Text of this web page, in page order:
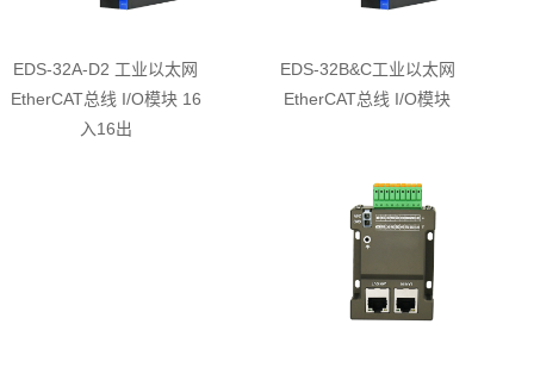
EDS-32A-D2 工业以太网
EtherCAT总线 I/O模块 16
入16出
EDS-32B&C工业以太网
EtherCAT总线 I/O模块